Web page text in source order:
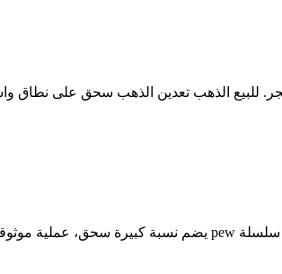
للبيع الذهب تعدين الذهب سحق على